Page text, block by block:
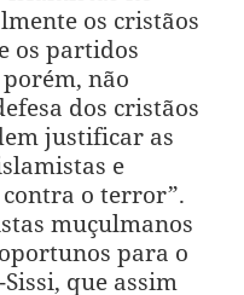
os cristãos
os partidos
não
dos cristãos
justificar as
e
o terror”.
muçulmanos
para o
que assim